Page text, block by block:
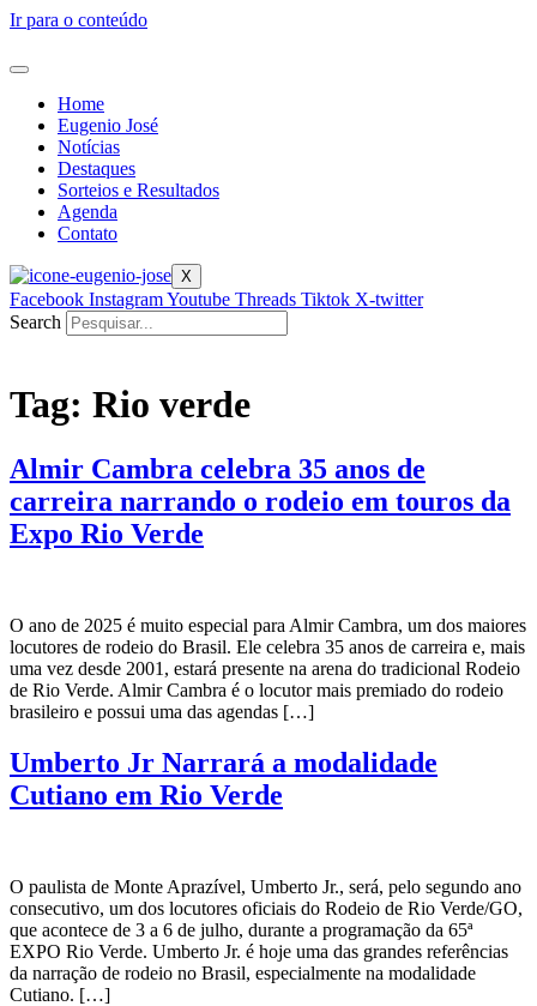
Ir para o conteúdo
Home
Eugenio José
Notícias
Destaques
Sorteios e Resultados
Agenda
Contato
X
Facebook InstagramYoutube Threads Tiktok X-twitter
Search
Tag: Rio verde
Almir Cambra celebra 35 anos de
carreira narrando o rodeio em touros da
Expo Rio Verde
O ano de 2025 é muito especial para Almir Cambra, um dos maiores
locutores de rodeio do Brasil. Ele celebra 35 anos de carreira e, mais
uma vez desde 2001, estará presente na arena do tradicional Rodeio
de Rio Verde. Almir Cambra é o locutor mais premiado do rodeio
brasileiro e possui uma das agendas […]
Umberto Jr Narrará a modalidade
Cutiano em Rio Verde
O paulista de Monte Aprazível, Umberto Jr., será, pelo segundo ano
consecutivo, um dos locutores oficiais do Rodeio de Rio Verde/GO,
que acontece de 3 a 6 de julho, durante a programação da 65ª
EXPO Rio Verde. Umberto Jr. é hoje uma das grandes referências
da narração de rodeio no Brasil, especialmente na modalidade
Cutiano. […]